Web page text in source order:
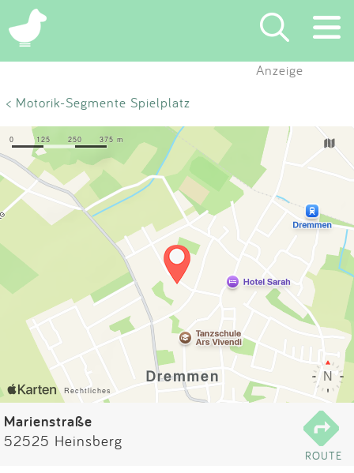
×
Suchen
Eintragen
App
Blog
Partner
Kontakt
Impressum
Anzeige
< Motorik-Segmente Spielplatz
Marienstraße
52525 Heinsberg
ROUTE